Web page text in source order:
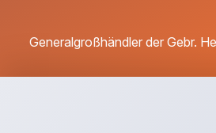
Generalgroßhändler der Gebr.